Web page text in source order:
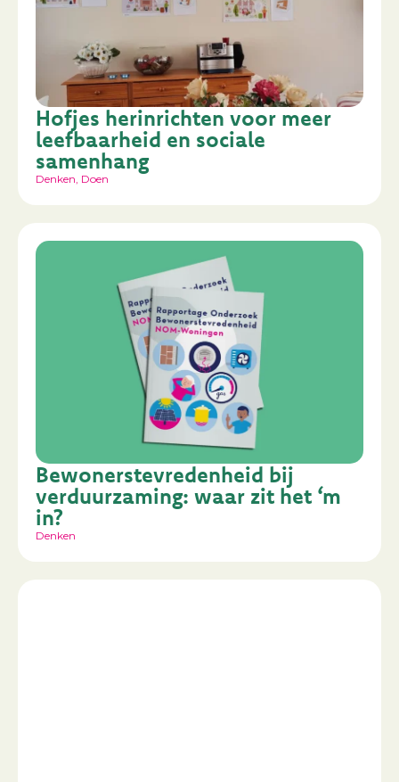
Hofjes herinrichten voor meer
leefbaarheid en sociale
samenhang
Denken, Doen
Bewonerstevredenheid bij
verduurzaming: waar zit het ‘m
in?
Denken